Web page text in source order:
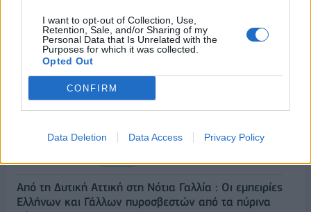
I want to opt-out of Collection, Use,
Retention, Sale, and/or Sharing of my
Personal Data that Is Unrelated with the
Purposes for which it was collected.
Opted Out
CONFIRM
Data Deletion Data Access Privacy Policy
Γερμανία: Το Βερολίνο θα επεκτείνει την έρευνα για
την ασφάλεια από τα drones μετά το περιστατικό σε
αεροδρόμιο
09/08/2026 - 12:57 ΚΟΣΜΟΣ
Αυξημένη η επιβατική κίνηση από το λιμάνι του
και Σάββατο
Από τη Δυτική Αττική στη Νότια Γαλλία : Οι εμπειρίες
Ελλήνων και Γάλλων πυροσβεστών από τα πύρινα